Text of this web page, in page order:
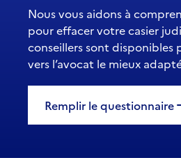
Nous vous aidons à
pour effacer votre casier
conseillers sont disponibles
vers l’avocat le mieux
Remplir le questionnaire